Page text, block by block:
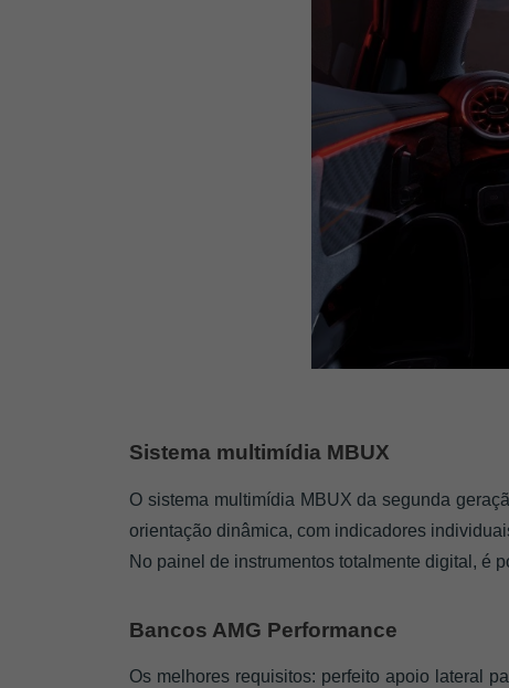
Sistema multimídia MBUX
O sistema multimídia MBUX da segunda
orientação dinâmica, com indicadores
No painel de instrumentos totalmente digital, é
Bancos AMG Performance
Os melhores requisitos: perfeito apoio lateral